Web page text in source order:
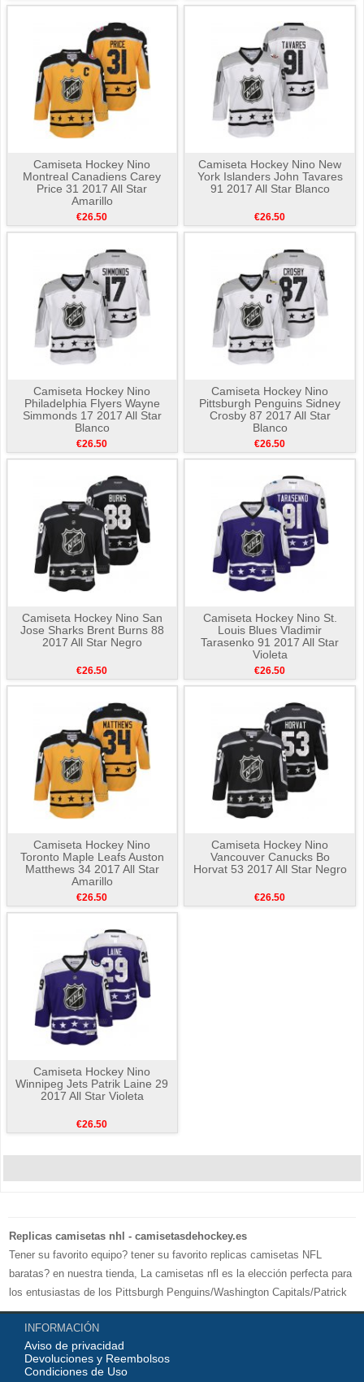
Camiseta Hockey Nino
Montreal Canadiens Carey
Price 31 2017 All Star
Amarillo
€26.50
Camiseta Hockey Nino New
York Islanders John Tavares
91 2017 All Star Blanco
€26.50
Camiseta Hockey Nino
Philadelphia Flyers Wayne
Simmonds 17 2017 All Star
Blanco
€26.50
Camiseta Hockey Nino
Pittsburgh Penguins Sidney
Crosby 87 2017 All Star
Blanco
€26.50
Camiseta Hockey Nino San
Jose Sharks Brent Burns 88
2017 All Star Negro
€26.50
Camiseta Hockey Nino St.
Louis Blues Vladimir
Tarasenko 91 2017 All Star
Violeta
€26.50
Camiseta Hockey Nino
Toronto Maple Leafs Auston
Matthews 34 2017 All Star
Amarillo
€26.50
Camiseta Hockey Nino
Vancouver Canucks Bo
Horvat 53 2017 All Star Negro
€26.50
Camiseta Hockey Nino
Winnipeg Jets Patrik Laine 29
2017 All Star Violeta
€26.50
Replicas camisetas nhl - camisetasdehockey.es
Tener su favorito equipo? tener su favorito replicas camisetas NFL
baratas? en nuestra tienda, La camisetas nfl es la elección perfecta para
los entusiastas de los Pittsburgh Penguins/Washington Capitals/Patrick
Kane, 100% poliéster, con una excelente comodidad. Compre replicas
camisetas nhl en camisetasdehockey.es.Bienvenido a comprar.
INFORMACIÓN
Aviso de privacidad
Devoluciones y Reembolsos
Condiciones de Uso